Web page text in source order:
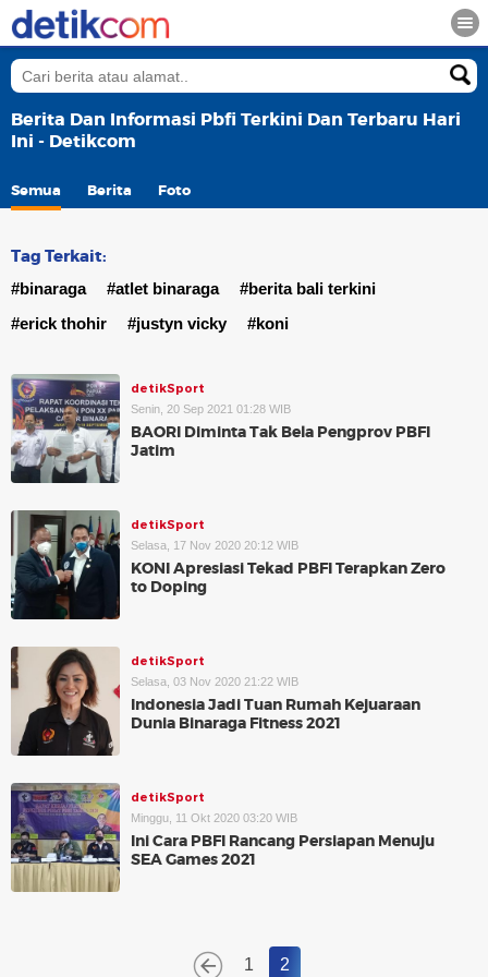
Berita Dan Informasi Pbfi Terkini Dan Terbaru Hari
Ini - Detikcom
Semua Berita Foto
Tag Terkait:
#binaraga #atlet binaraga
#berita bali terkini
#erick thohir
#justyn vicky #koni
detikSport
Senin, 20 Sep 2021 01:28 WIB
BAORI Diminta Tak Bela Pengprov PBFI
Jatim
detikSport
Selasa, 17 Nov 2020 20:12 WIB
KONI Apresiasi Tekad PBFI Terapkan Zero
to Doping
detikSport
Selasa, 03 Nov 2020 21:22 WIB
Indonesia Jadi Tuan Rumah Kejuaraan
Dunia Binaraga Fitness 2021
detikSport
Minggu, 11 Okt 2020 03:20 WIB
Ini Cara PBFI Rancang Persiapan Menuju
SEA Games 2021
1 2